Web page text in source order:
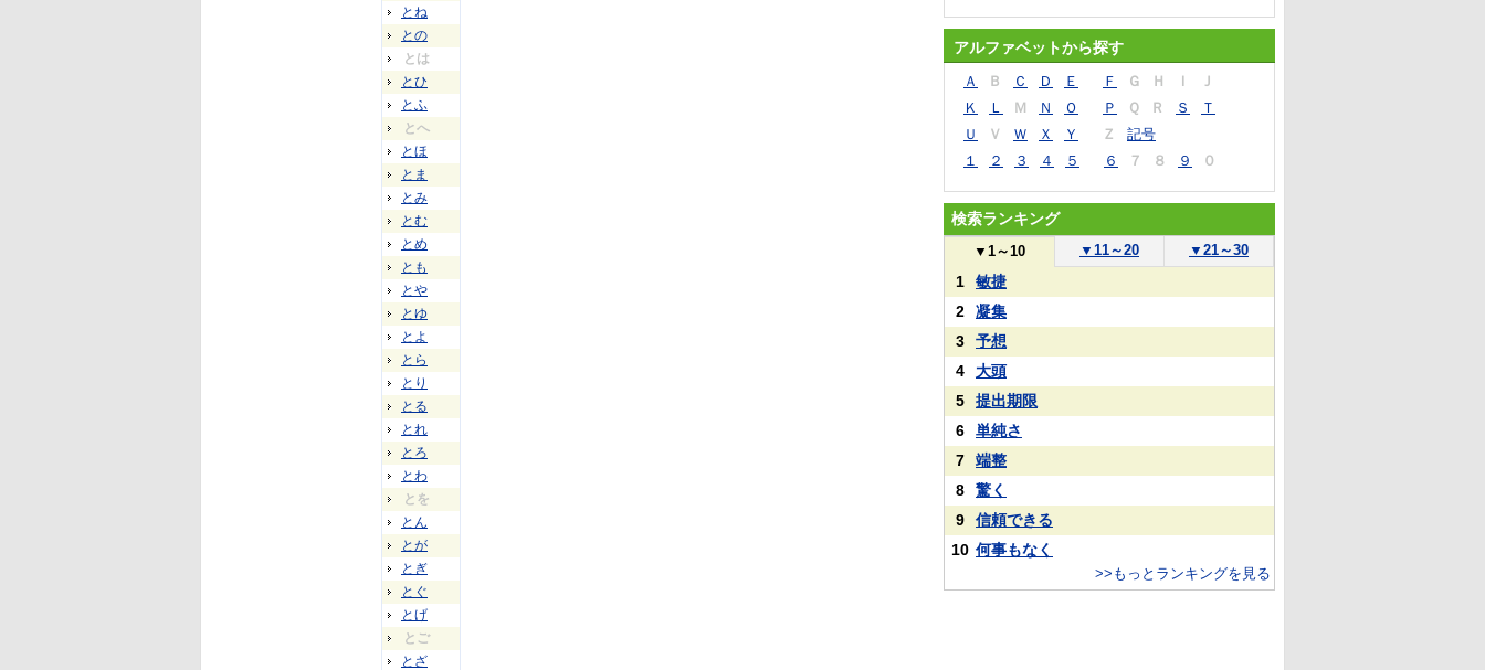
とね
との
とは
とひ
とふ
とへ
とほ
とま
とみ
とむ
とめ
とも
とや
とゆ
とよ
とら
とり
とる
とれ
とろ
とわ
とを
とん
とが
とぎ
とぐ
とげ
とご
とざ
アルファベットから探す
Ａ Ｂ Ｃ Ｄ Ｅ Ｆ Ｇ Ｈ Ｉ
Ｊ
Ｋ
Ｌ Ｍ Ｎ Ｏ Ｐ Ｑ Ｒ Ｓ
Ｔ
Ｕ
Ｖ Ｗ Ｘ Ｙ Ｚ
記号
１
２ ３ ４ ５ ６ ７ ８ ９ ０
検索ランキング
▼ 1～10 ▼ 11～20 ▼ 21～30
1
敏捷
2
凝集
3
予想
4
大頭
5
提出期限
6
単純さ
7
端整
8
驚く
9
信頼できる
10 何事もなく
>>もっとランキングを見る